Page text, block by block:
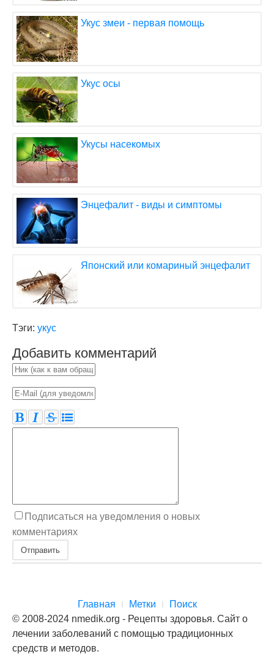
Укус змеи - первая помощь
Укус осы
Укусы насекомых
Энцефалит - виды и симптомы
Японский или комариный энцефалит
Тэги: укус
Добавить комментарий
Подписаться на уведомления о новых
комментариях
Отправить
Главная Метки
Поиск
© 2008-2024 nmedik.org - Рецепты здоровья. Сайт о
лечении заболеваний с помощью традиционных
средств и методов.